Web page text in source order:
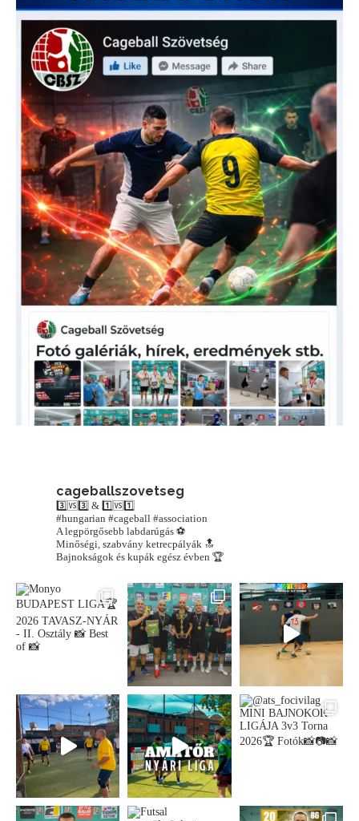
cageballszovetseg
3️⃣🆚3️⃣ & 1️⃣🆚1️⃣
#hungarian #cageball #association
A legpörgősebb labdarúgás ⚽️
Minőségi, szabvány ketrecpályák 🔝
Bajnokságok és kupák egész évben 🏆